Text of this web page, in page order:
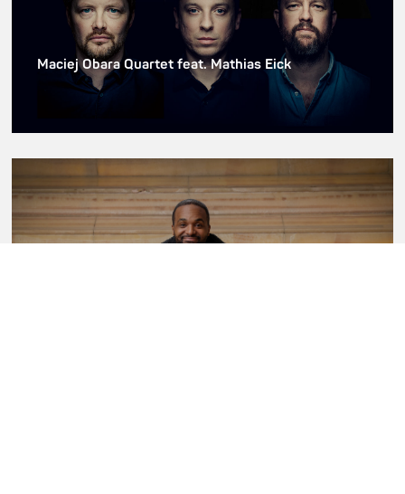
Maciej Obara Quartet feat. Mathias Eick